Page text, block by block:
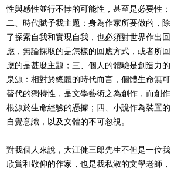
性與感性並行不悖的可能性，甚至是必要性；
二、時代賦予我主題：身為作家所要做的，除
了探索自我和實現自我，也必須對世界作出回
應，無論採取的是怎樣的回應方式，或者所回
應的是甚麼主題；三、個人的體驗是創造力的
泉源：相對於總體的時代而言，個體生命無可
替代的獨特性，是文學藝術之為創作，而創作
根源於生命經驗的憑據；四、小說作為裝置的
自覺意識，以及文體的不可忽視。
對我個人來說，大江健三郎先生不但是一位我
欣賞和敬仰的作家，也是我私淑的文學老師，